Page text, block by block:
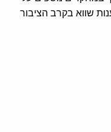
שווא בקרב הציבור